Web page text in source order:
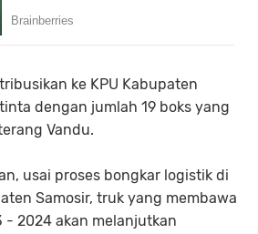
ke KPU Kabupaten
dengan jumlah 19 boks yang
Vandu.
usai proses bongkar logistik di
Samosir, truk yang membawa
- 2024 akan melanjutkan